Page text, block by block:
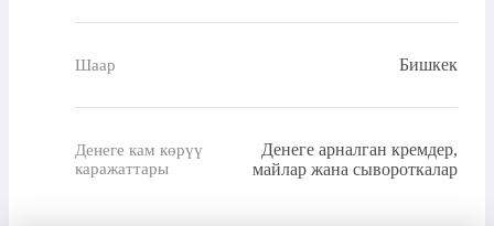
Шаар Бишкек
Денеге кам көрүү
каражаттары
Денеге арналган кремдер,
майлар жана сывороткалар